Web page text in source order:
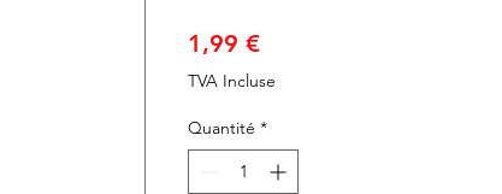
1,99 €Prix
TVA Incluse
Quantité *